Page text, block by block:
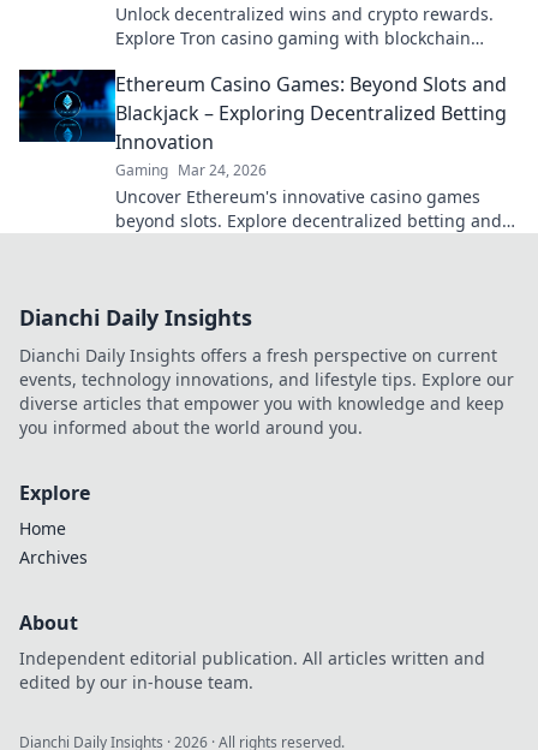
Unlock decentralized wins and crypto rewards.
Explore Tron casino gaming with blockchain
Ethereum Casino Games: Beyond Slots and
Blackjack – Exploring Decentralized Betting
Innovation
Gaming Mar 24, 2026
Uncover Ethereum's innovative casino games
beyond slots. Explore decentralized betting and
Dianchi Daily Insights
Dianchi Daily Insights offers a fresh perspective on current
events, technology innovations, and lifestyle tips. Explore our
diverse articles that empower you with knowledge and keep
you informed about the world around you.
Explore
Home
Archives
About
Independent editorial publication. All articles written and
edited by our in-house team.
Dianchi Daily Insights ·2026 · All rights reserved.